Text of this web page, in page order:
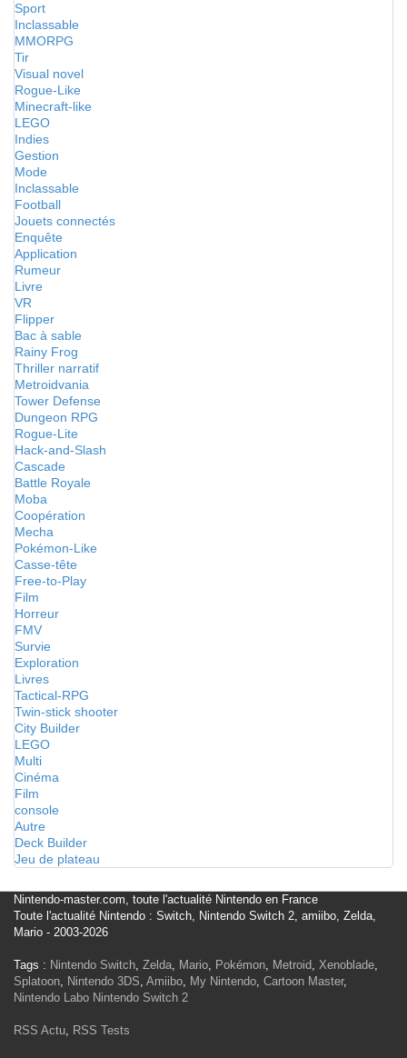
Sport
Inclassable
MMORPG
Tir
Visual novel
Rogue-Like
Minecraft-like
LEGO
Indies
Gestion
Mode
Inclassable
Football
Jouets connectés
Enquête
Application
Rumeur
Livre
VR
Flipper
Bac à sable
Rainy Frog
Thriller narratif
Metroidvania
Tower Defense
Dungeon RPG
Rogue-Lite
Hack-and-Slash
Cascade
Battle Royale
Moba
Coopération
Mecha
Pokémon-Like
Casse-tête
Free-to-Play
Film
Horreur
FMV
Survie
Exploration
Livres
Tactical-RPG
Twin-stick shooter
City Builder
LEGO
Multi
Cinéma
Film
console
Autre
Deck Builder
Jeu de plateau
Nintendo-master.com, toute l'actualité Nintendo en France
Toute l'actualité Nintendo : Switch, Nintendo Switch 2, amiibo, Zelda,
Mario - 2003-2026
Tags : Nintendo Switch, Zelda, Mario, Pokémon, Metroid, Xenoblade,
Splatoon, Nintendo 3DS, Amiibo, My Nintendo, Cartoon Master,
Nintendo Labo Nintendo Switch 2
RSS Actu, RSS Tests